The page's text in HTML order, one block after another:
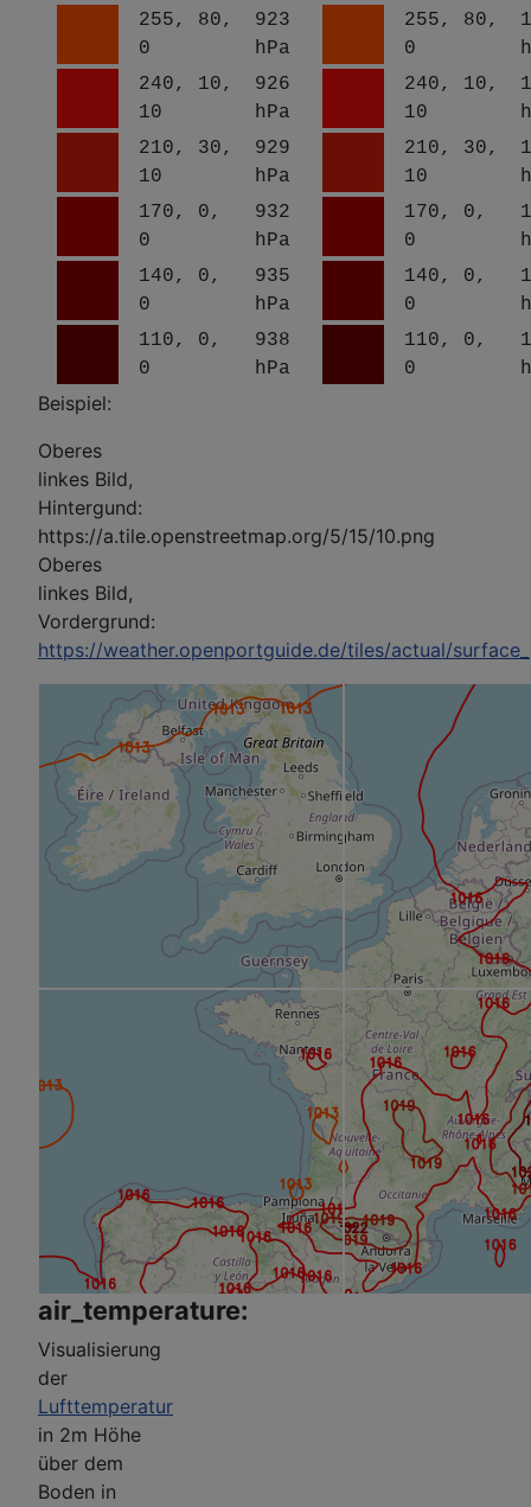
255, 80,
0
923
hPa
255, 80,
0
240, 10,
10
926
hPa
240, 10,
10
210, 30,
10
929
hPa
210, 30,
10
170, 0,
0
932
hPa
170, 0,
0
140, 0,
0
935
hPa
140, 0,
0
110, 0,
0
938
hPa
110, 0,
0
Beispiel:
Oberes
linkes Bild,
Hintergund:
https://a.tile.openstreetmap.org/5/15/10.png
Oberes
linkes Bild,
Vordergrund:
https://weather.openportguide.de/tiles/actual/
air_temperature:
Visualisierung
der
Lufttemperatur
in 2m Höhe
über dem
Boden in